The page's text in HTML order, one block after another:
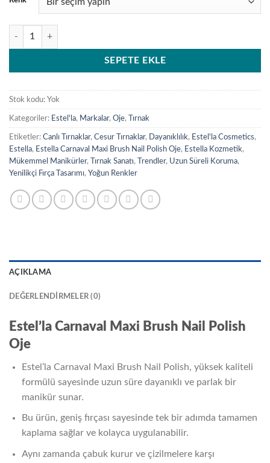
Trendleri Yakalayın: Estel'la Carnaval Maxi Brush Nail Polish Ojelerle
SEPETE EKLE
Stok kodu: Yok
Kategoriler: Estel'la, Markalar, Oje, Tırnak
Etiketler: Canlı Tırnaklar, Cesur Tırnaklar, Dayanıklılık, Estel'la Cosmetics,
Estella, Estella Carnaval Maxi Brush Nail Polish Oje, Estella Kozmetik,
Mükemmel Manikürler, Tırnak Sanatı, Trendler, Uzun Süreli Koruma,
Yenilikçi Fırça Tasarımı, Yoğun Renkler
AÇIKLAMA
DEĞERLENDIRMELER (0)
Estel’la Carnaval Maxi Brush Nail Polish
Oje
Estel’la Carnaval Maxi Brush Nail Polish, yüksek kaliteli
formülü sayesinde uzun süre dayanıklı ve parlak bir
manikür sunar.
Bu ürün, geniş fırçası sayesinde tek bir adımda tamamen
kaplama sağlar ve kolayca uygulanabilir.
Aynı zamanda çabuk kurur ve çizilmelere karşı